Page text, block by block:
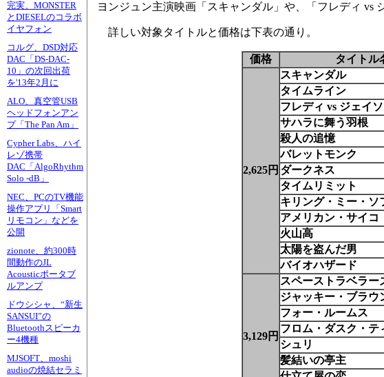
完実、MONSTER
とDIESELのコラボ
イヤフォン
コルグ、DSD対応
DAC「DS-DAC-
10」の次回出荷
を'13年2月に
ALO、真空管USB
ヘッドフォンアン
プ「The Pan Am」
Cypher Labs、ハイ
レゾ携帯
DAC「AlgoRhythm
Solo -dB」
NEC、PCのTV機能
操作アプリ「Smart
リモコン」などを
公開
zionote、約300時
間動作のJL
Acousticポータブ
ルアンプ
ドウシシャ、“新生
SANSUI”の
Bluetoothスピーカ
ー4機種
MJSOFT、moshi
audioの焼結セラミ
ヨンジュン主演映画「スキャンダル」や、「フレディ vs
詳しい対象タイトルと価格は下表の通り。
価格 タイトル
2,625円
スキャンダル
タイムライン
フレディ vs ジェイ
サハラに舞う羽根
殺人の追憶
バレットモンク
ダークネス
タイムリミット
キリング・ミー・ソ
アメリカン・サイコ
火山高
太陽を盗んだ男
バイオハザード
3,129円
スペーストラベラー
ジャッキー・ブラウ
フォー・ルームス
フロム・ダスク・テ
シュリ
髪結いの亭主